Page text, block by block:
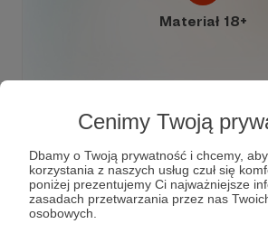
Cenimy Twoją
Dbamy o Twoją prywatność i chcemy,
korzystania z naszych usług czuł się
poniżej prezentujemy Ci najważniejsze
zasadach przetwarzania przez nas
osobowych.
Materiał 18+
5 za 5: na ścieżkach
[UWAGA 18+] KOMIKSY, MUZYKA,
wrestling komiks muzyka +5